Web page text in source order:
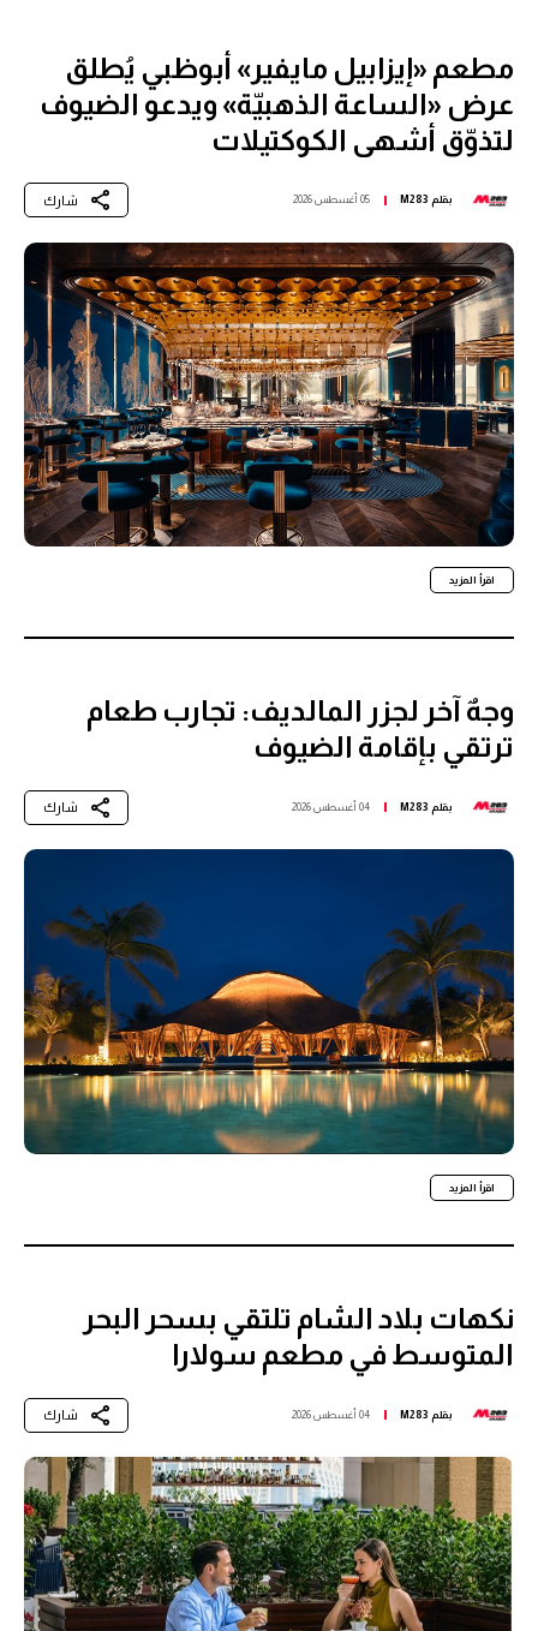
مطعم «إيزابيل مايفير» أبوظبي يُطلق
عرض «الساعة الذهبيّة» ويدعو الضيوف
لتذوّق أشهى الكوكتيلات
بقلم M283 05 أغسطس 2026 شارك
اقرأ المزيد
وجهٌ آخر لجزر المالديف: تجارب طعام
ترتقي بإقامة الضيوف
بقلم M283 04 أغسطس 2026 شارك
اقرأ المزيد
نكهات بلاد الشام تلتقي بسحر البحر
المتوسط في مطعم سولارا
بقلم M283 04 أغسطس 2026 شارك